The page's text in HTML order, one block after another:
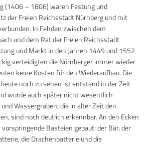
(1406 – 1806) waren Festung und
der Freien Reichsstadt Nürnberg und mit
In Fehden zwischen dem
und dem Rat der Freien Reichsstadt
und Markt in den Jahren 1449 und 1552
verteidigten die Nürnberger immer wieder
keine Kosten für den Wiederaufbau. Die
noch zu sehen ist entstand in der Zeit
wurde auch später nicht wesentlich
Wassergraben, die in alter Zeit den
sind noch deutlich erkennbar. An den Ecken
Basteien gebaut: der Bär, der
die Drachenbatterie und die